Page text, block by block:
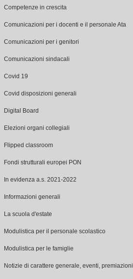
Competenze in crescita
Comunicazioni per i docenti e il personale Ata
Comunicazioni per i genitori
Comunicazioni sindacali
Covid 19
Covid disposizioni generali
Digital Board
Elezioni organi collegiali
Flipped classroom
Fondi strutturali europei PON
In evidenza a.s. 2021-2022
Informazioni generali
La scuola d'estate
Modulistica per il personale scolastico
Modulistica per le famiglie
Notizie di carattere generale, eventi, premiazioni